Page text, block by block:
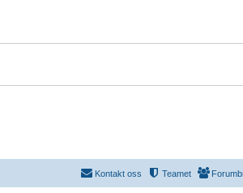
Teamet
Kontakt oss